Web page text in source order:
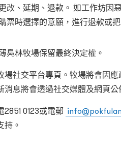
改、延期、退款。 如工作坊因
票時選擇的意願，進行退款或
鳧林牧場保留最終決定權。
場社交平台專頁。牧場將會因
消息將會透過社交媒體及網頁公
2851 0123或電郵
。